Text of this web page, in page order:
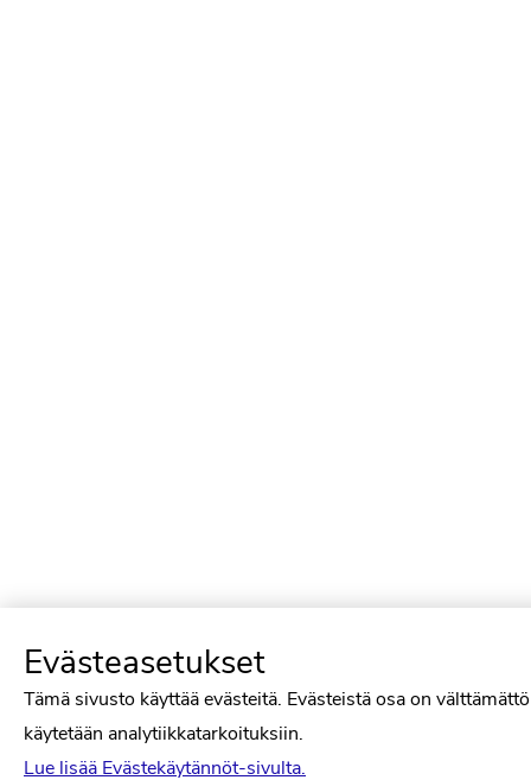
Evästeasetukset
Tämä sivusto käyttää evästeitä. Evästeistä osa on
käytetään analytiikkatarkoituksiin.
Lue lisää Evästekäytännöt-sivulta.